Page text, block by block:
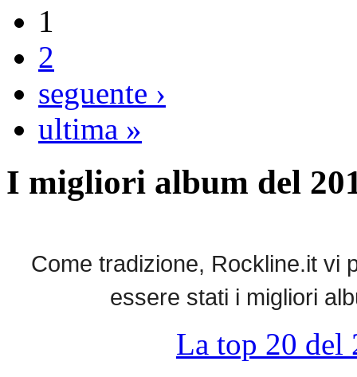
1
2
seguente ›
ultima »
I migliori album del
Come tradizione, Rockline.it vi
essere stati i migliori
La top 20